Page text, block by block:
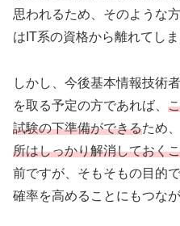
思われるため、そのような
はIT系の資格から離れてし
しかし、今後基本情報技術
を取る予定の方であれば、
試験の下準備ができるため、
所はしっかり解消しておく
前ですが、そもそもの目的
確率を高めることにもつなが